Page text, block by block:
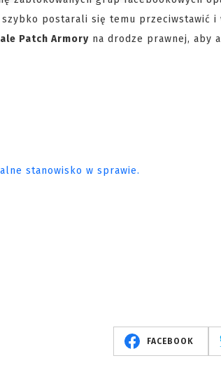
postarali się temu przeciwstawić i
Patch Armory na drodze prawnej, aby
stanowisko w sprawie.
FACEBOOK